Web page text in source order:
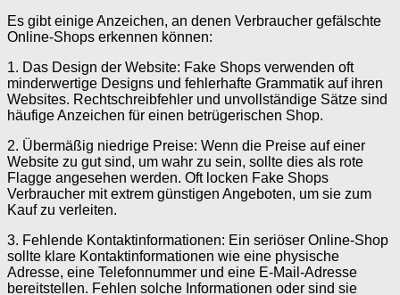
Es gibt einige Anzeichen, an denen Verbraucher gefälschte
Online-Shops erkennen können:
1. Das Design der Website: Fake Shops verwenden oft
minderwertige Designs und fehlerhafte Grammatik auf ihren
Websites. Rechtschreibfehler und unvollständige Sätze sind
häufige Anzeichen für einen betrügerischen Shop.
2. Übermäßig niedrige Preise: Wenn die Preise auf einer
Website zu gut sind, um wahr zu sein, sollte dies als rote
Flagge angesehen werden. Oft locken Fake Shops
Verbraucher mit extrem günstigen Angeboten, um sie zum
Kauf zu verleiten.
3. Fehlende Kontaktinformationen: Ein seriöser Online-Shop
sollte klare Kontaktinformationen wie eine physische
Adresse, eine Telefonnummer und eine E-Mail-Adresse
bereitstellen. Fehlen solche Informationen oder sind sie